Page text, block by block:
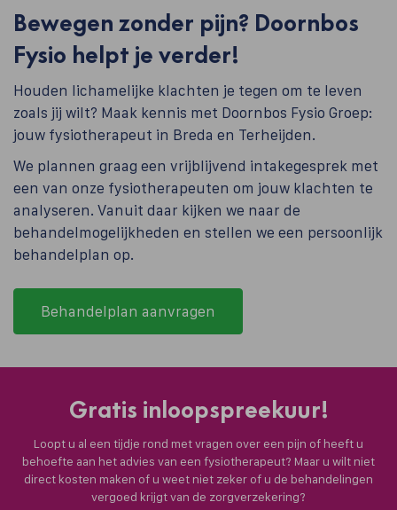
Bewegen zonder pijn? Doornbos
Fysio helpt je verder!
Houden lichamelijke klachten je tegen om te leven
zoals jij wilt? Maak kennis met Doornbos Fysio Groep:
jouw fysiotherapeut in Breda en Terheijden.
We plannen graag een vrijblijvend intakegesprek met
een van onze fysiotherapeuten om jouw klachten te
analyseren. Vanuit daar kijken we naar de
behandelmogelijkheden en stellen we een persoonlijk
behandelplan op.
Behandelplan aanvragen
Gratis inloopspreekuur!
Loopt u al een tijdje rond met vragen over een pijn of heeft u
behoefte aan het advies van een fysiotherapeut? Maar u wilt niet
direct kosten maken of u weet niet zeker of u de behandelingen
vergoed krijgt van de zorgverzekering?